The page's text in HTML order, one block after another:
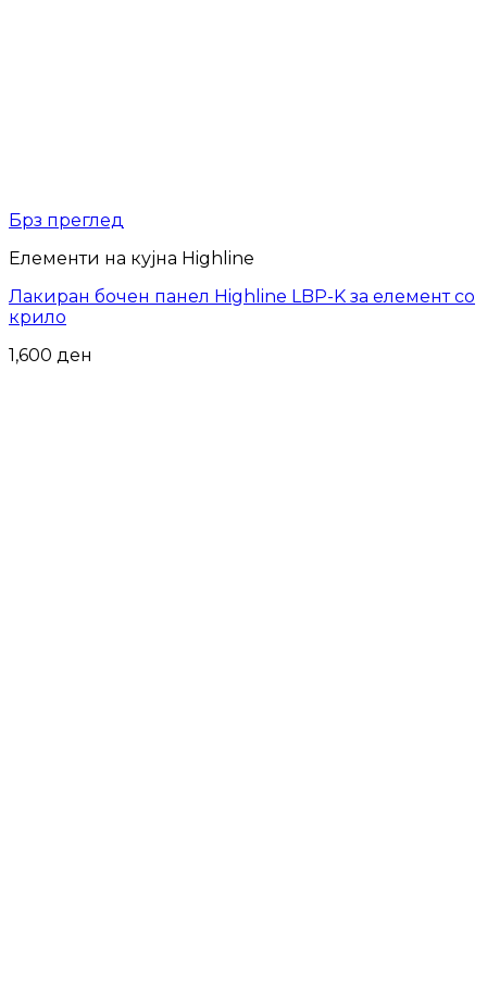
Брз преглед
Елементи на кујна Highline
Лакиран бочен панел Highline LBP-K за елемент со
крило
1,600 ден